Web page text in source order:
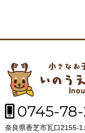
0745-78-
奈良県香芝市瓦口2155-